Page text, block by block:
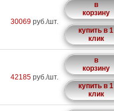
30069 руб./шт.
в
корзину
купить в 1
клик
42185 руб./шт.
в
корзину
купить в 1
клик